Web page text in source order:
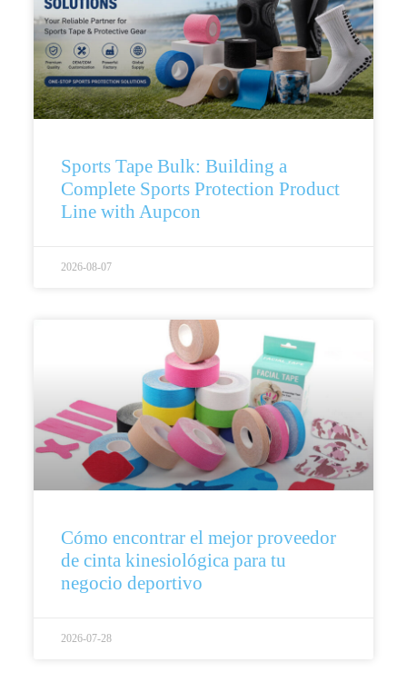
Sports Tape Bulk: Building a
Complete Sports Protection Product
Line with Aupcon
2026-08-07
Cómo encontrar el mejor proveedor
de cinta kinesiológica para tu
negocio deportivo
2026-07-28